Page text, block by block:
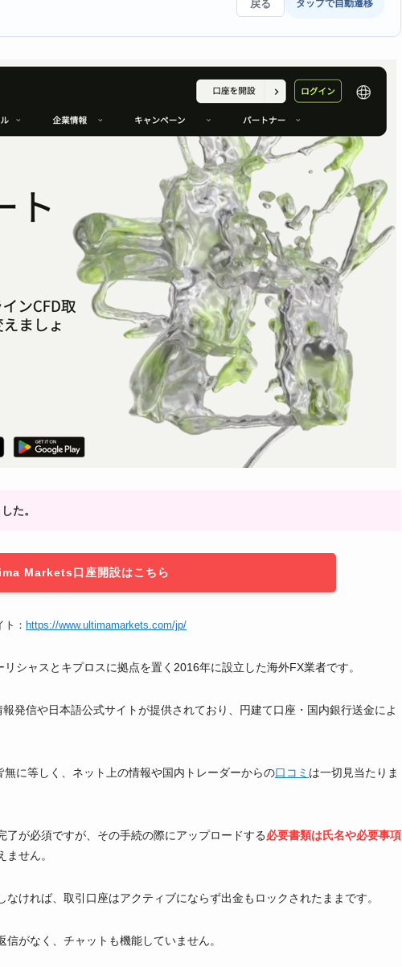
戻る タップで自動遷移
た。
Markets口座開設はこちら
ト： https://www.ultimamarkets.com/jp/
リシャスとキプロスに拠点を置く2016年に設立した海外FX業者です。
報発信や日本語公式サイトが提供されており、円建て口座・国内銀行送金によ
に等しく、ネット上の情報や国内トレーダーからの口コミ は一切見当たりま
が必須ですが、その手続の際にアップロードする必要書類は氏名や必要事項
せん。
ければ、取引口座はアクティブにならず出金もロックされたままです。
がなく、チャットも機能していません。